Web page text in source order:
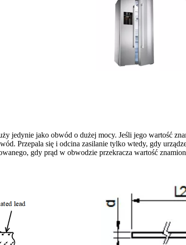
jedynie jako obwód o dużej mocy. Jeśli jego wartość
Przepala się i odcina zasilanie tylko wtedy, gdy
gdy prąd w obwodzie przekracza wartość